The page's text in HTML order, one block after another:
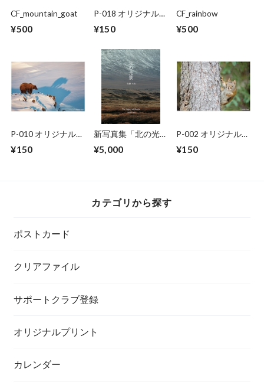
CF_mountain_goat
¥500
P-018 オリジナルポ
¥150
CF_rainbow
¥500
P-010 オリジナルポ
¥150
新写真集「北の光
¥5,000
P-002 オリジナルポ
¥150
カテゴリから探す
ポストカード
クリアファイル
サポートクラブ登録
オリジナルプリント
カレンダー